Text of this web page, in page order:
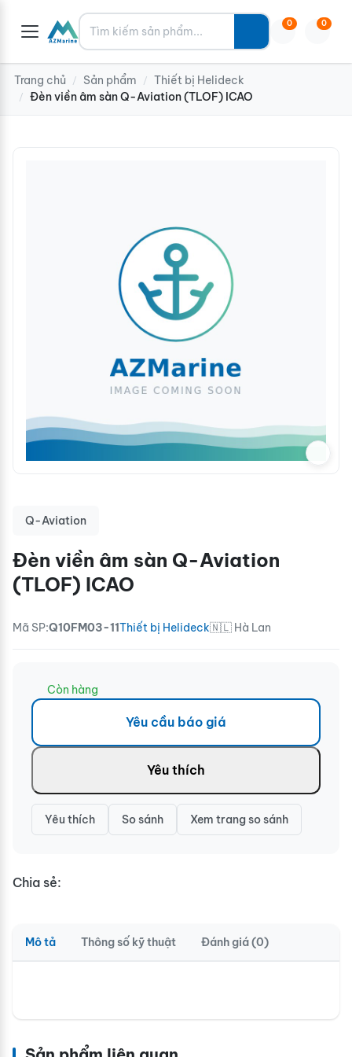
Tìm kiếm 0 0
Trang chủ / Sản phẩm / Thiết bị Helideck
/ Đèn viền âm sàn Q-Aviation (TLOF) ICAO
Q-Aviation
Đèn viền âm sàn Q-Aviation
(TLOF) ICAO
Mã SP:Q10FM03-11Thiết bị Helideck🇳🇱 Hà Lan
Còn hàng
Yêu cầu báo giá
Yêu thích
Yêu thích So sánh Xem trang so sánh
Chia sẻ:
Mô tả Thông số kỹ thuật Đánh giá (0)